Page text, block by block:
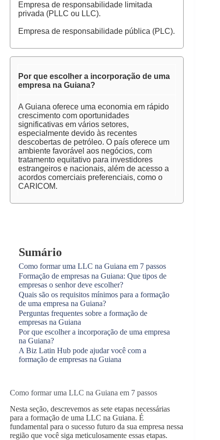
Empresa de responsabilidade limitada
privada (PLLC ou LLC).
Empresa de responsabilidade pública (PLC).
Por que escolher a incorporação de uma
empresa na Guiana?
A Guiana oferece uma economia em rápido
crescimento com oportunidades
significativas em vários setores,
especialmente devido às recentes
descobertas de petróleo. O país oferece um
ambiente favorável aos negócios, com
tratamento equitativo para investidores
estrangeiros e nacionais, além de acesso a
acordos comerciais preferenciais, como o
CARICOM.
Sumário
Como formar uma LLC na Guiana em 7 passos
Formação de empresas na Guiana: Que tipos de
empresas o senhor deve escolher?
Quais são os requisitos mínimos para a formação
de uma empresa na Guiana?
Perguntas frequentes sobre a formação de
empresas na Guiana
Por que escolher a incorporação de uma empresa
na Guiana?
A Biz Latin Hub pode ajudar você com a
formação de empresas na Guiana
Como formar uma LLC na Guiana em 7 passos
Nesta seção, descrevemos as sete etapas necessárias
para a formação de uma LLC na Guiana. É
fundamental para o sucesso futuro da sua empresa nessa
região que você siga meticulosamente essas etapas.